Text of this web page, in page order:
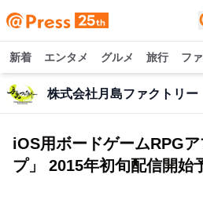
新着 エンタメ グルメ 旅行 フ
株式会社月島ファクトリー
iOS用ボードゲームRPG
プ」 2015年初旬配信開始